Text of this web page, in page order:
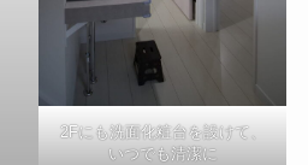
2Fにも洗面化粧台を設けて、
いつでも清潔に